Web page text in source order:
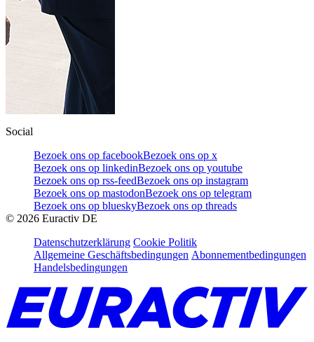
Social
Bezoek ons op facebookBezoek ons op x
Bezoek ons op linkedinBezoek ons op youtube
Bezoek ons op rss-feedBezoek ons op instagram
Bezoek ons op mastodonBezoek ons op telegram
Bezoek ons op blueskyBezoek ons op threads
© 2026 Euractiv DE
Datenschutzerklärung Cookie Politik
Allgemeine Geschäftsbedingungen Abonnementbedingungen
Handelsbedingungen